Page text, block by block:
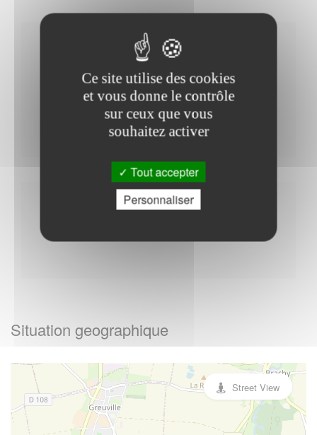
Horaires Mairie
Vendredi : - 17h00 à 19h00
Situation geographique
Street View
Ce site utilise des cookies
et vous donne le contrôle
sur ceux que vous
souhaitez activer
Tout accepter
Personnaliser